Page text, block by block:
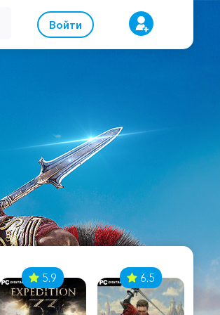
Войти
5.9 6.5